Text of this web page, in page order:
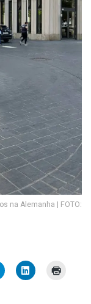
na Alemanha | FOTO: